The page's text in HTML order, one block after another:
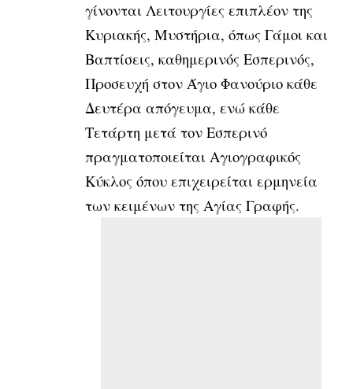
γίνονται Λειτουργίες επιπλέον της
Κυριακής, Μυστήρια, όπως Γάμοι και
Βαπτίσεις, καθημερινός Εσπερινός,
Προσευχή στον Άγιο Φανούριο κάθε
Δευτέρα απόγευμα, ενώ κάθε
Τετάρτη μετά τον Εσπερινό
πραγματοποιείται Αγιογραφικός
Κύκλος όπου επιχειρείται ερμηνεία
των κειμένων της Αγίας Γραφής.